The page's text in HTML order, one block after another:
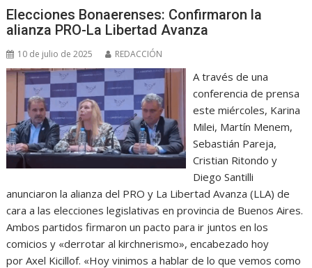
Elecciones Bonaerenses: Confirmaron la
alianza PRO-La Libertad Avanza
10 de julio de 2025 REDACCIÓN
A través de una
conferencia de prensa
este miércoles, Karina
Milei, Martín Menem,
Sebastián Pareja,
Cristian Ritondo y
Diego Santilli
anunciaron la alianza del PRO y La Libertad Avanza (LLA) de
cara a las elecciones legislativas en provincia de Buenos Aires.
Ambos partidos firmaron un pacto para ir juntos en los
comicios y «derrotar al kirchnerismo», encabezado hoy
por Axel Kicillof. «Hoy vinimos a hablar de lo que vemos como